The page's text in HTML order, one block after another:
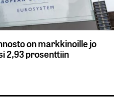
on markkinoille jo
2,93 prosenttiin